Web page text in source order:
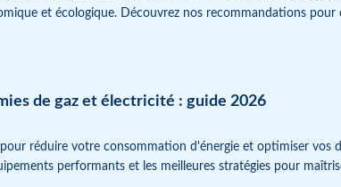
et écologique. Découvrez nos recommandations
de gaz et électricité : guide 2026
réduire votre consommation d'énergie et optimiser vos
performants et les meilleures stratégies pour